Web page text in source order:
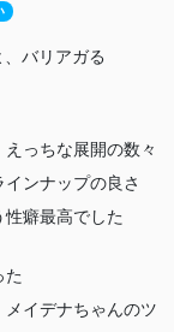
バリアガる
っちな展開の数々
ンナップの良さ
癖最高でした
た
イデナちゃんのツ